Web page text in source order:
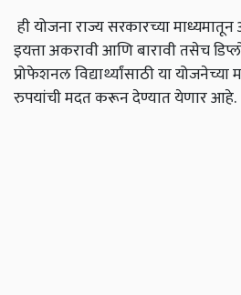
ही योजना राज्य सरकारच्या
इयत्ता अकरावी आणि बारावी तसेच
प्रोफेशनल विद्यार्थ्यांसाठी या योजनेच्या
रुपयांची मदत करून देण्यात येणार आहे.